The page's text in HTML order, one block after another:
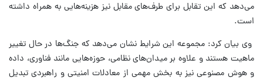
می‌دهد كه این تقابل برای طرف‌های مقابل نیز هزینه‌هایی به همراه داشته
است.
وی بیان كرد: مجموعه این شرایط نشان می‌دهد كه جنگ‌ها در حال تغییر
ماهیت هستند و علاوه بر میدان‌های نظامی، حوزه‌هایی مانند فناوری، داده
و هوش مصنوعی نیز به بخش مهمی از معادلات امنیتی و راهبردی تبدیل